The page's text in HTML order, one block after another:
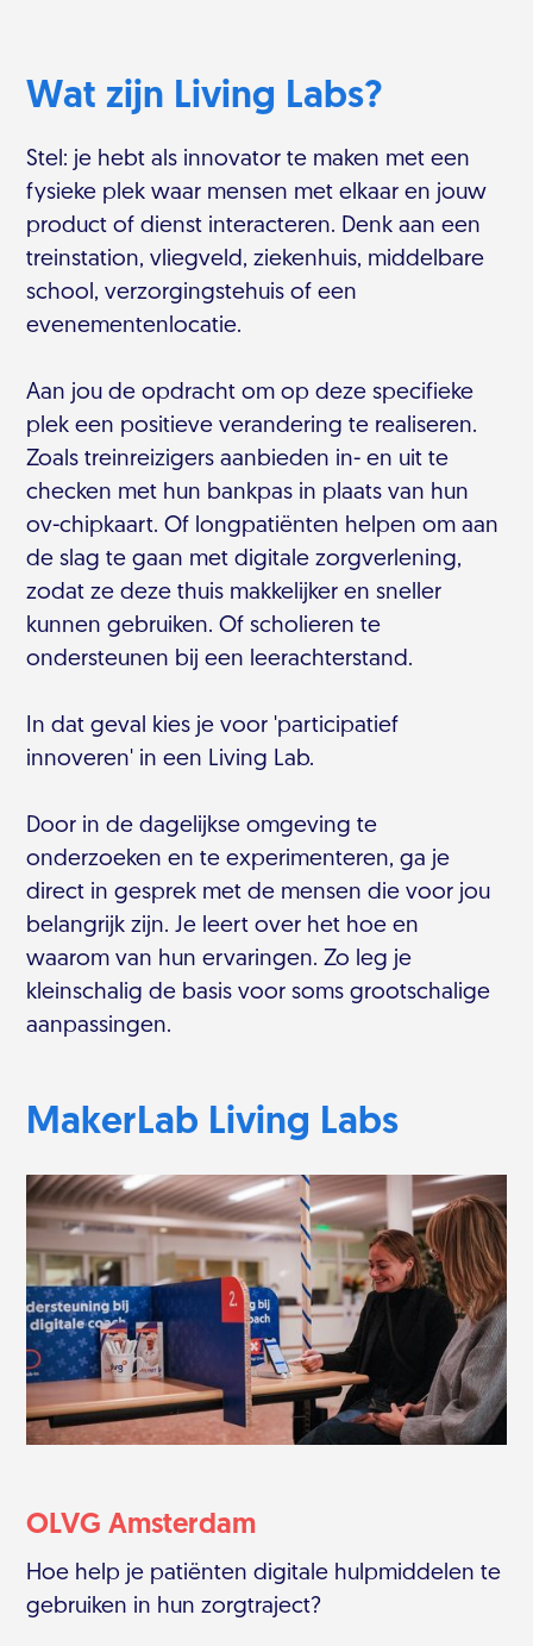
Wat zijn Living Labs?
Stel: je hebt als innovator te maken met een
fysieke plek waar mensen met elkaar en jouw
product of dienst interacteren. Denk aan een
treinstation, vliegveld, ziekenhuis, middelbare
school, verzorgingstehuis of een
evenementenlocatie.
Aan jou de opdracht om op deze specifieke
plek een positieve verandering te realiseren.
Zoals treinreizigers aanbieden in- en uit te
checken met hun bankpas in plaats van hun
ov-chipkaart. Of longpatiënten helpen om aan
de slag te gaan met digitale zorgverlening,
zodat ze deze thuis makkelijker en sneller
kunnen gebruiken. Of scholieren te
ondersteunen bij een leerachterstand.
In dat geval kies je voor 'participatief
innoveren' in een Living Lab.
Door in de dagelijkse omgeving te
onderzoeken en te experimenteren, ga je
direct in gesprek met de mensen die voor jou
belangrijk zijn. Je leert over het hoe en
waarom van hun ervaringen. Zo leg je
kleinschalig de basis voor soms grootschalige
aanpassingen.
MakerLab Living Labs
OLVG Amsterdam
Hoe help je patiënten digitale hulpmiddelen te
gebruiken in hun zorgtraject?